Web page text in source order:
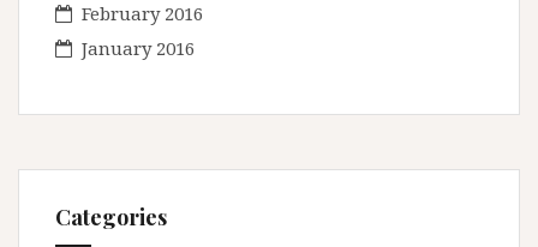
February 2016
January 2016
Categories